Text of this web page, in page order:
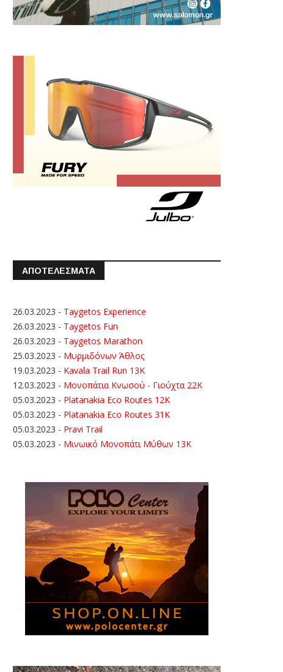
ΑΠΟΤΕΛΕΣΜΑΤΑ
26.03.2023 - Taygetos Experience
26.03.2023 - Taygetos Fun
26.03.2023 - Taygetos Marathon
25.03.2023 - Μυρμιδόνων Άθλος
19.03.2023 - Kavala Trail Run 13K
12.03.2023 - Μονοπάτια Κνωσού - Γιούχτα 22Κ
05.03.2023 - Platanakia Eco Routes 12K
05.03.2023 - Platanakia Eco Routes 31K
05.03.2023 - Pravi Trail
05.03.2023 - Μινωικό Μονοπάτι Μύθων 13Κ